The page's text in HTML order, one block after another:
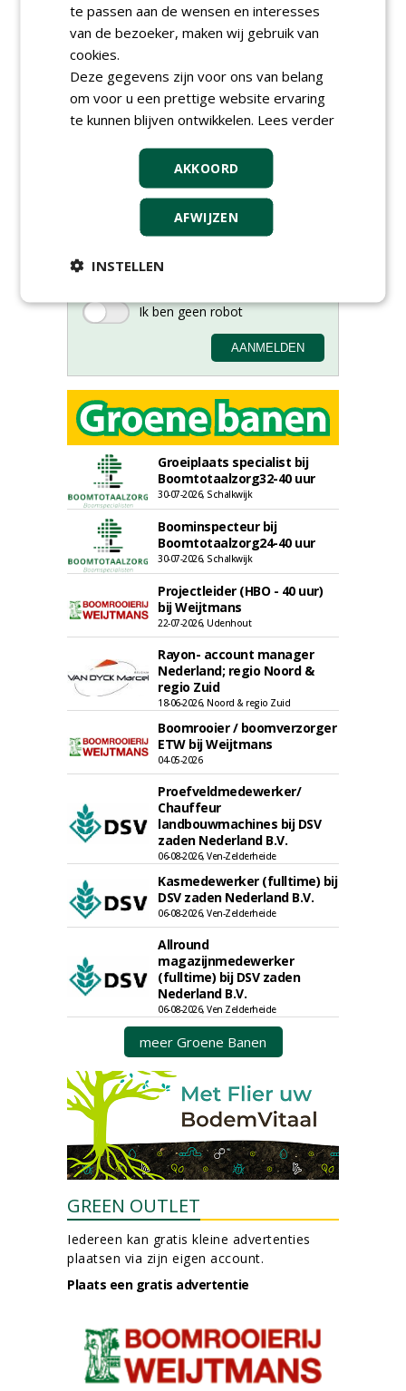
Meld je aan voor onze digitale
nieuwsbrief.
Groeiplaats specialist bij
Boomtotaalzorg32-40 uur
30-07-2026, Schalkwijk
Boominspecteur bij
Boomtotaalzorg24-40 uur
30-07-2026, Schalkwijk
Projectleider (HBO - 40 uur)
bij Weijtmans
22-07-2026, Udenhout
Rayon- account manager
Nederland; regio Noord &
regio Zuid
18-06-2026, Noord & regio Zuid
Boomrooier / boomverzorger
ETW bij Weijtmans
04-05-2026
Proefveldmedewerker/
Chauffeur
landbouwmachines bij DSV
zaden Nederland B.V.
06-08-2026, Ven-Zelderheide
Kasmedewerker (fulltime) bij
DSV zaden Nederland B.V.
06-08-2026, Ven-Zelderheide
Allround
magazijnmedewerker
(fulltime) bij DSV zaden
Nederland B.V.
06-08-2026, Ven Zelderheide
meer Groene Banen
GREEN OUTLET
Iedereen kan gratis kleine advertenties
plaatsen via zijn eigen account.
Plaats een gratis advertentie
te passen aan de wensen en interesses
van de bezoeker, maken wij gebruik van
cookies.
Deze gegevens zijn voor ons van belang
om voor u een prettige website ervaring
te kunnen blijven ontwikkelen. Lees verder
AKKOORD
AFWIJZEN
INSTELLEN